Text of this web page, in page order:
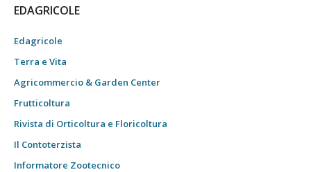
EDAGRICOLE
Edagricole
Terra e Vita
Agricommercio & Garden Center
Frutticoltura
Rivista di Orticoltura e Floricoltura
Il Contoterzista
Informatore Zootecnico